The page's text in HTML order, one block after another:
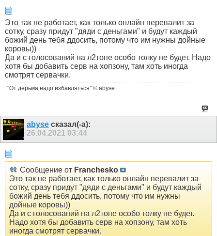
Это так не работает, как только онлайн перевалит за
сотку, сразу придут "дяди с деньгами" и будут каждый
божий день тебя ддосить, потому что им нужны дойные
коровы))
Да и с голосований на л2топе особо толку не будет. Надо
хотя бы добавить серв на хопзону, там хоть иногда
смотрят сервачки.
"От дерьма надо избавляться" © abyse
abyse сказал(-а):
26.04.2021 03:44
Сообщение от Franchesko
Это так не работает, как только онлайн перевалит за
сотку, сразу придут "дяди с деньгами" и будут каждый
божий день тебя ддосить, потому что им нужны
дойные коровы))
Да и с голосований на л2топе особо толку не будет.
Надо хотя бы добавить серв на хопзону, там хоть
иногда смотрят сервачки.